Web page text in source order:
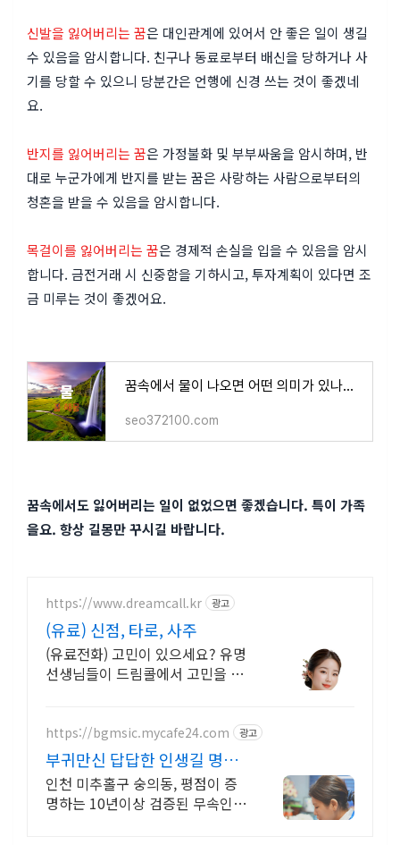
신발을 잃어버리는 꿈은 대인관계에 있어서 안 좋은 일이 생길
수 있음을 암시합니다. 친구나 동료로부터 배신을 당하거나 사
기를 당할 수 있으니 당분간은 언행에 신경 쓰는 것이 좋겠네
요.
반지를 잃어버리는 꿈은 가정불화 및 부부싸움을 암시하며, 반
대로 누군가에게 반지를 받는 꿈은 사랑하는 사람으로부터의
청혼을 받을 수 있음을 암시합니다.
목걸이를 잃어버리는 꿈은 경제적 손실을 입을 수 있음을 암시
합니다. 금전거래 시 신중함을 기하시고, 투자계획이 있다면 조
금 미루는 것이 좋겠어요.
꿈속에서 물이 나오면 어떤 의미가 있나요? 흉몽 인가요? ( 물꿈 무료 해몽)
seo372100.com
꿈속에서도 잃어버리는 일이 없었으면 좋겠습니다. 특이 가족
을요. 항상 길몽만 꾸시길 바랍니다.
https://www.dreamcall.kr 광고
(유료) 신점, 타로, 사주
(유료전화) 고민이 있으세요? 유명
선생님들이 드림콜에서 고민을 해
https://bgmsic.mycafe24.com 광고
부귀만신 답답한 인생길 명쾌
한 신점
인천 미추홀구 숭의동, 평점이 증
명하는 10년이상 검증된 무속인,